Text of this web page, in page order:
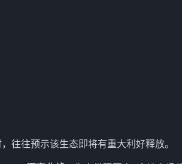
往预示该生态即将有重大利好释放。